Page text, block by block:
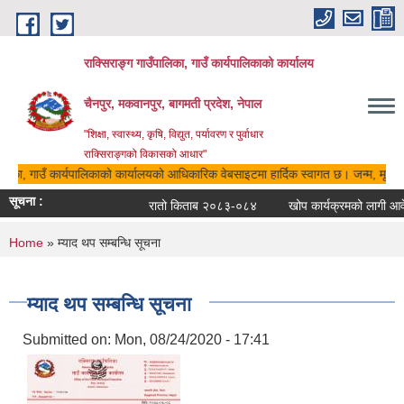
Skip to main content
राक्सिराङ्ग गाउँपालिका, गाउँ कार्यपालिकाको कार्यालय
चैनपुर, मकवानपुर, बागमती प्रदेश, नेपाल
"शिक्षा, स्वास्थ्य, कृषि, विद्युत, पर्यावरण र पुर्वाधार
राक्सिराङ्गको विकासको आधार"
गाउँ कार्यपालिकाको कार्यालयको आधिकारिक वेबसाइटमा हार्दिक स्वागत छ। जन्म,
सूचना :
रातो किताब २०८३-०८४ खोप कार्यक्रमको लागी
You are here
Home » म्याद थप सम्बन्धि सूचना
म्याद थप सम्बन्धि सूचना
Submitted on: Mon, 08/24/2020 - 17:41